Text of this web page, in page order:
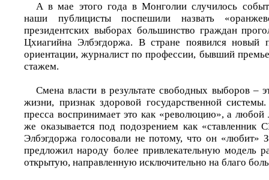
А в мае этого года в Монголии случилось
наши публицисты поспешили назвать
президентских выборах большинство граждан
Цхиагийна Элбэгдоржа. В стране появился новый
ориентации, журналист по профессии, бывший
стажем.
Смена власти в результате свободных выборов –
жизни, признак здоровой государственной
пресса воспринимает это как «революцию», а любой
же оказывается под подозрением как «ставленник
Элбэгдоржа голосовали не потому, что он «любит»
предложил народу более привлекательную модель
открытую, направленную исключительно на благо